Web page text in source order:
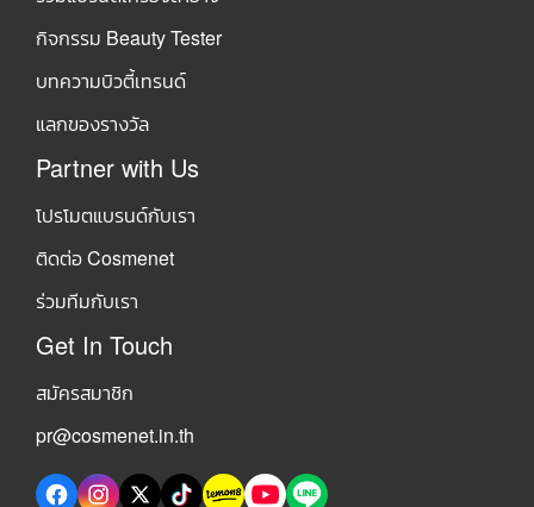
กิจกรรม Beauty Tester
บทความบิวตี้เทรนด์
แลกของรางวัล
Partner with Us
โปรโมตแบรนด์กับเรา
ติดต่อ Cosmenet
ร่วมทีมกับเรา
Get In Touch
สมัครสมาชิก
pr@cosmenet.in.th